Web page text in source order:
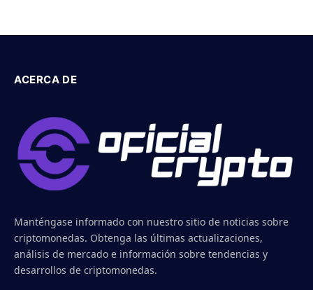
ACERCA DE
Manténgase informado con nuestro sitio de noticias sobre
criptomonedas. Obtenga las últimas actualizaciones,
análisis de mercado e información sobre tendencias y
desarrollos de criptomonedas.